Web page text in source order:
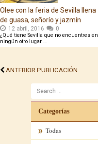
Olee con la feria de Sevilla llena
de guasa, señorío y jazmín
12 abril, 2016 0
¿Qué tiene Sevilla que no encuentres en
ningún otro lugar …
ANTERIOR PUBLICACIÓN
for
Categorías
Todas